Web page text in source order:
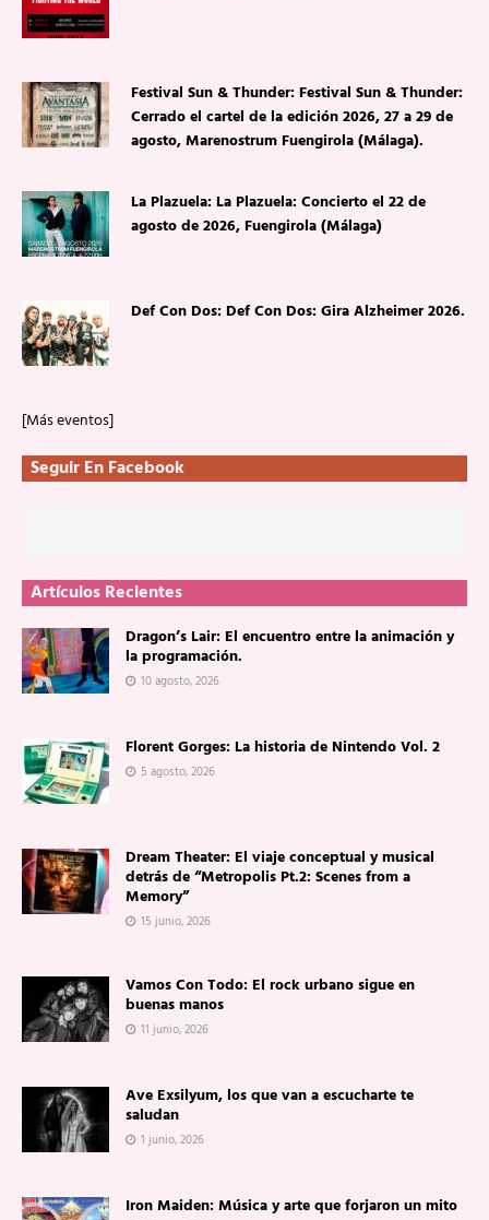
Festival Sun & Thunder: Festival Sun & Thunder:
Cerrado el cartel de la edición 2026, 27 a 29 de
agosto, Marenostrum Fuengirola (Málaga).
La Plazuela: La Plazuela: Concierto el 22 de
agosto de 2026, Fuengirola (Málaga)
Def Con Dos: Def Con Dos: Gira Alzheimer 2026.
[Más eventos]
Seguir En Facebook
Artículos Recientes
Dragon’s Lair: El encuentro entre la animación y
la programación.
10 agosto, 2026
Florent Gorges: La historia de Nintendo Vol. 2
5 agosto, 2026
Dream Theater: El viaje conceptual y musical
detrás de “Metropolis Pt.2: Scenes from a
Memory”
15 junio, 2026
Vamos Con Todo: El rock urbano sigue en
buenas manos
11 junio, 2026
Ave Exsilyum, los que van a escucharte te
saludan
1 junio, 2026
Iron Maiden: Música y arte que forjaron un mito